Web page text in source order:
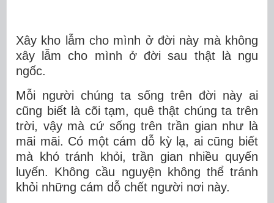
Xây kho lẫm cho mình ở đời này mà không
xây lẫm cho mình ở đời sau thật là ngu
ngốc.
Mỗi người chúng ta sống trên đời này ai
cũng biết là cõi tạm, quê thật chúng ta trên
trời, vậy mà cứ sống trên trần gian như là
mãi mãi. Có một cám dỗ kỳ lạ, ai cũng biết
mà khó tránh khỏi, trần gian nhiều quyến
luyến. Không cầu nguyện không thể tránh
khỏi những cám dỗ chết người nơi này.